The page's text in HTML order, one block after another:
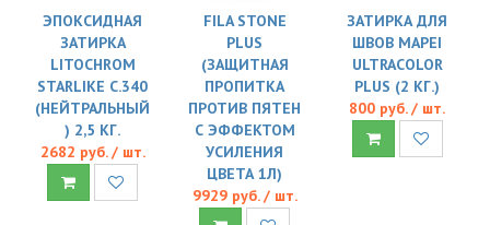
ЭПОКСИДНАЯ
ЗАТИРКА
LITOCHROM
STARLIKE C.340
(НЕЙТРАЛЬНЫЙ
) 2,5 КГ.
2682 руб. / шт.
FILA STONE
PLUS
(ЗАЩИТНАЯ
ПРОПИТКА
ПРОТИВ ПЯТЕН
С ЭФФЕКТОМ
УСИЛЕНИЯ
ЦВЕТА 1Л)
9929 руб. / шт.
ЗАТИРКА ДЛЯ
ШВОВ MAPEI
ULTRACOLOR
PLUS (2 КГ.)
800 руб. / шт.